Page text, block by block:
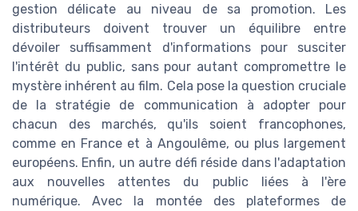
gestion délicate au niveau de sa promotion. Les
distributeurs doivent trouver un équilibre entre
dévoiler suffisamment d'informations pour susciter
l'intérêt du public, sans pour autant compromettre le
mystère inhérent au film. Cela pose la question cruciale
de la stratégie de communication à adopter pour
chacun des marchés, qu'ils soient francophones,
comme en France et à Angoulême, ou plus largement
européens. Enfin, un autre défi réside dans l'adaptation
aux nouvelles attentes du public liées à l'ère
numérique. Avec la montée des plateformes de